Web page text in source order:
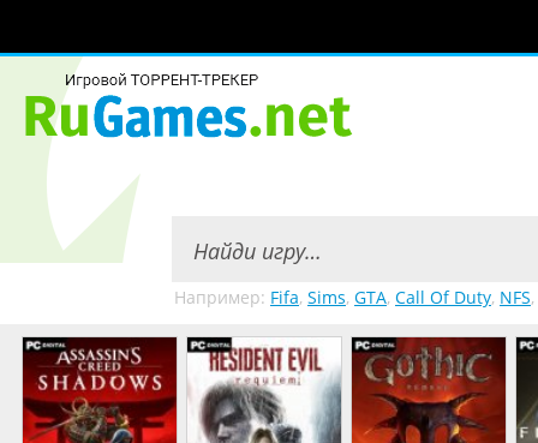
Например: Fifa, Sims, GTA, Call Of Duty, NFS,